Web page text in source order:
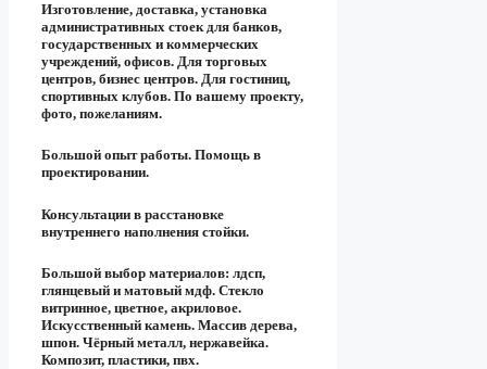
Изготовление, доставка, установка
административных стоек для банков,
государственных и коммерческих
учреждений, офисов. Для торговых
центров, бизнес центров. Для гостиниц,
спортивных клубов. По вашему проекту,
фото, пожеланиям.
Большой опыт работы. Помощь в
проектировании.
Консультации в расстановке
внутреннего наполнения стойки.
Большой выбор материалов: лдсп,
глянцевый и матовый мдф. Стекло
витринное, цветное, акриловое.
Искусственный камень. Массив дерева,
шпон. Чёрный металл, нержавейка.
Композит, пластики, пвх.